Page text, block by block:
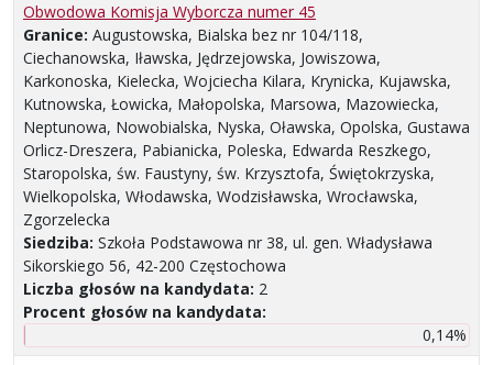
Obwodowa Komisja Wyborcza numer 45
Granice: Augustowska, Bialska bez nr 104/118,
Ciechanowska, Iławska, Jędrzejowska, Jowiszowa,
Karkonoska, Kielecka, Wojciecha Kilara, Krynicka, Kujawska,
Kutnowska, Łowicka, Małopolska, Marsowa, Mazowiecka,
Neptunowa, Nowobialska, Nyska, Oławska, Opolska, Gustawa
Orlicz-Dreszera, Pabianicka, Poleska, Edwarda Reszkego,
Staropolska, św. Faustyny, św. Krzysztofa, Świętokrzyska,
Wielkopolska, Włodawska, Wodzisławska, Wrocławska,
Zgorzelecka
Siedziba: Szkoła Podstawowa nr 38, ul. gen. Władysława
Sikorskiego 56, 42-200 Częstochowa
Liczba głosów na kandydata: 2
Procent głosów na kandydata:
0,14%